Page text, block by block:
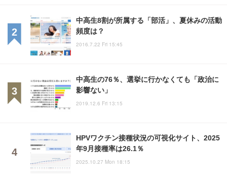
中高生8割が所属する「部活」、夏休みの活動
頻度は？
2016.7.22 Fri 15:45
中高生の76％、選挙に行かなくても「政治に
影響ない」
2019.12.6 Fri 13:15
HPVワクチン接種状況の可視化サイト、2025
年9月接種率は26.1％
2025.10.27 Mon 18:15